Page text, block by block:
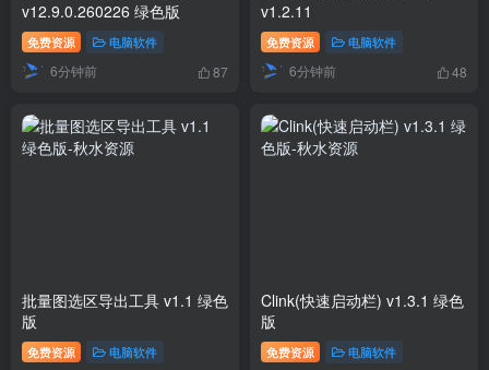
v12.9.0.260226 绿色版
免费资源 电脑软件
6分钟前 87
v1.2.11
免费资源 电脑软件
6分钟前 48
批量图选区导出工具 v1.1 绿色
版
免费资源 电脑软件
Clink(快速启动栏) v1.3.1 绿色
版
免费资源 电脑软件